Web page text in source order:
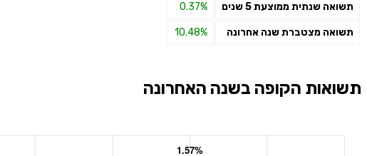
תשואה שנתית ממוצעת 5 שנים 0.37%
תשואה מצטברת שנה אחרונה 10.48%
תשואות הקופה בשנה האחרונה